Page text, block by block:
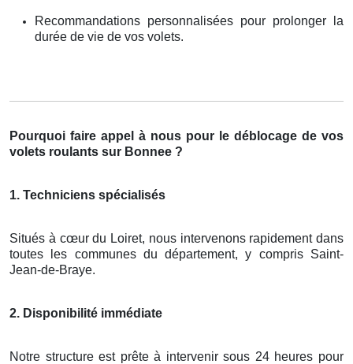
Recommandations personnalisées pour prolonger la
durée de vie de vos volets.
Pourquoi faire appel à nous pour le déblocage de vos
volets roulants sur Bonnee ?
1. Techniciens spécialisés
Situés à cœur du Loiret, nous intervenons rapidement dans
toutes les communes du département, y compris Saint-
Jean-de-Braye.
2. Disponibilité immédiate
Notre structure est prête à intervenir sous 24 heures pour